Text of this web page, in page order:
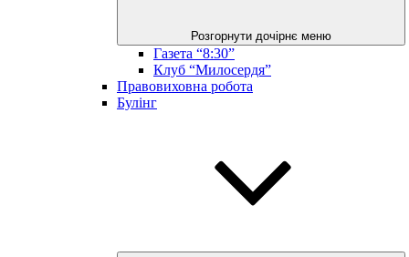
Розгорнути дочірнє меню
Газета “8:30”
Клуб “Милосердя”
Правовиховна робота
Булінг